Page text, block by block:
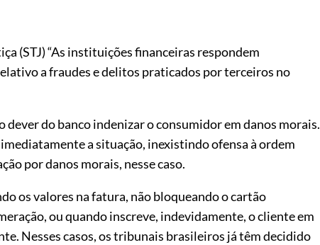
(STJ) “As instituições financeiras respondem
a fraudes e delitos praticados por terceiros no
do banco indenizar o consumidor em danos morais.
a situação, inexistindo ofensa à ordem
por danos morais, nesse caso.
os valores na fatura, não bloqueando o cartão
ou quando inscreve, indevidamente, o cliente em
Nesses casos, os tribunais brasileiros já têm decidido